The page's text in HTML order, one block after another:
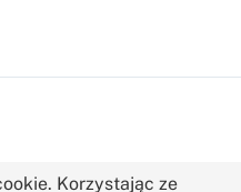
Korzystając ze